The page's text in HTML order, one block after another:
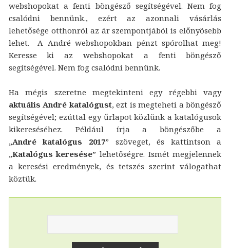
webshopokat a fenti böngésző segítségével. Nem fog
csalódni bennünk., ezért az azonnali vásárlás
lehetősége otthonról az ár szempontjából is előnyösebb
lehet. A André webshopokban pénzt spórolhat meg!
Keresse ki az webshopokat a fenti böngésző
segítségével. Nem fog csalódni bennünk.
Ha mégis szeretne megtekinteni egy régebbi vagy
aktuális André katalógust, ezt is megteheti a böngésző
segítségével; ezúttal egy űrlapot közlünk a katalógusok
kikereséséhez. Például írja a böngészőbe a
„André katalógus 2017” szöveget, és kattintson a
„Katalógus keresése” lehetőségre. Ismét megjelennek
a keresési eredmények, és tetszés szerint válogathat
köztük.